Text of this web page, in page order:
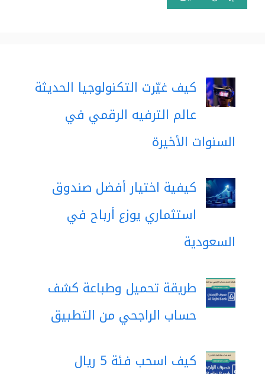
كيف غيّرت التكنولوجيا الحديثة
عالم الترفيه الرقمي في
السنوات الأخيرة
كيفية اختيار أفضل صندوق
استثماري يوزع أرباح في
السعودية
طريقة تحميل وطباعة كشف
حساب الراجحي من التطبيق
كيف اسحب فئة 5 ريال